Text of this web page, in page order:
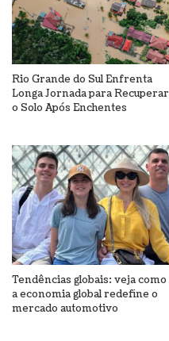
Rio Grande do Sul Enfrenta
Longa Jornada para Recuperar
o Solo Após Enchentes
Tendências globais: veja como
a economia global redefine o
mercado automotivo